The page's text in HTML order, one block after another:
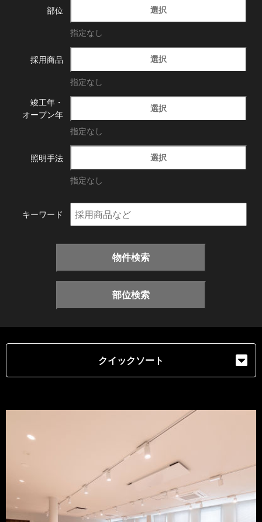
部位 選択
指定なし
採用商品 選択
指定なし
竣工年・
オープン年
選択
指定なし
照明手法 選択
指定なし
キーワード
物件検索
部位検索
クイックソート